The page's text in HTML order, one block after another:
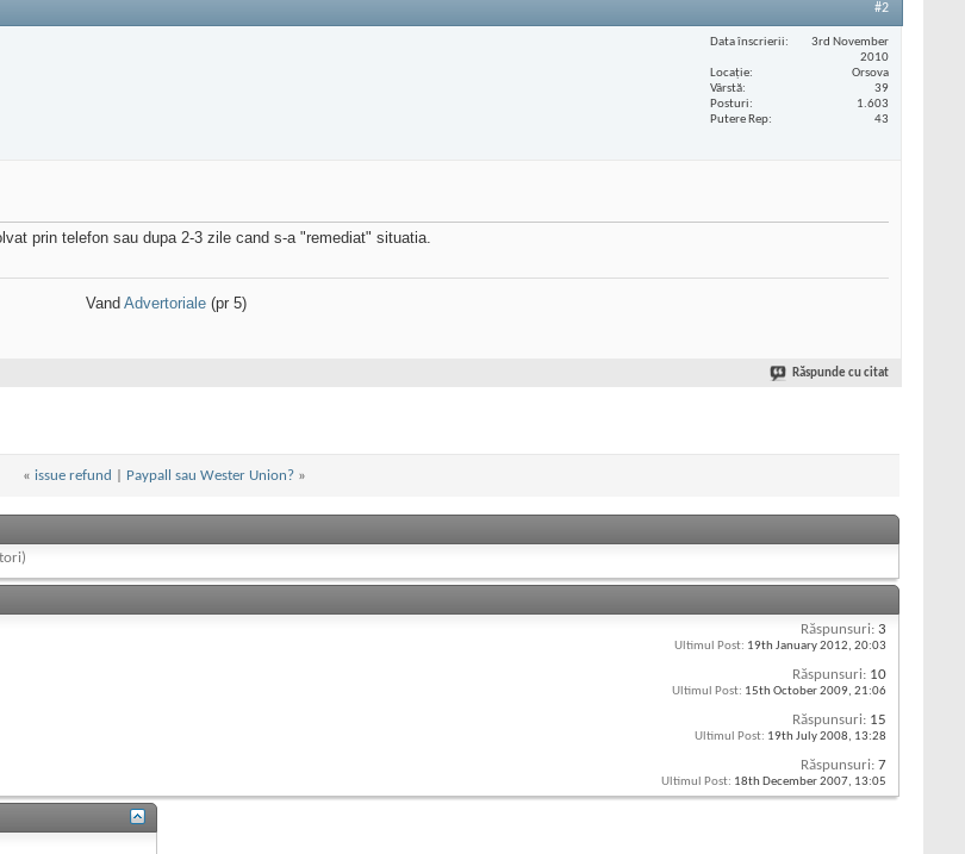
#2
Data înscrierii
3rd November
2010
Locaţie
Orsova
Vârstă
39
Posturi
1.603
Putere Rep
43
prin telefon sau dupa 2-3 zile cand s-a "remediat" situatia.
Vand Advertoriale (pr 5)
Răspunde cu citat
« issue refund Paypall sau Wester Union? »
Răspunsuri: 3
Ultimul Post: 19th January 2012, 20:03
Răspunsuri: 10
Ultimul Post: 15th October 2009, 21:06
Răspunsuri: 15
Ultimul Post: 19th July 2008, 13:28
Răspunsuri: 7
Ultimul Post: 18th December 2007, 13:05